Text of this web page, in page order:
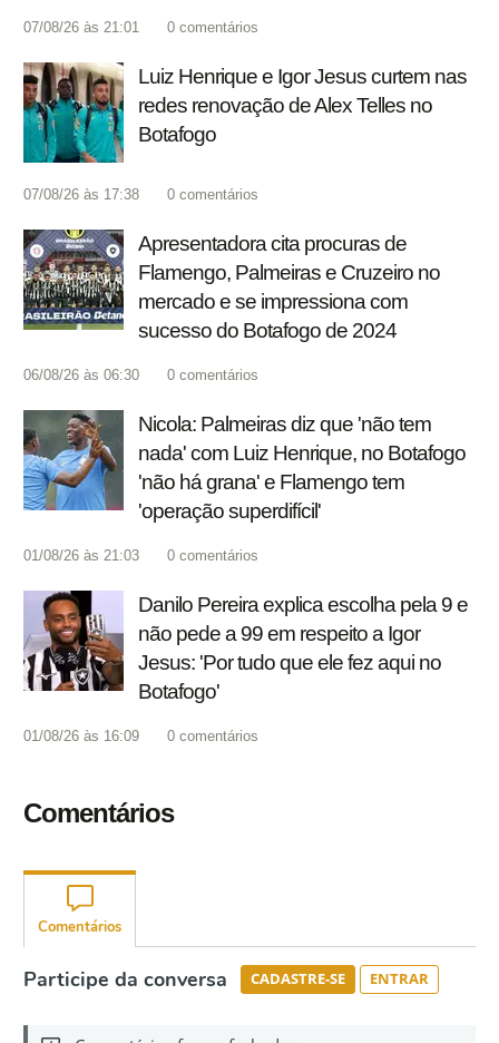
07/08/26 às 21:01 0 comentários
Luiz Henrique e Igor Jesus curtem nas
redes renovação de Alex Telles no
Botafogo
07/08/26 às 17:38 0 comentários
Apresentadora cita procuras de
Flamengo, Palmeiras e Cruzeiro no
mercado e se impressiona com
sucesso do Botafogo de 2024
06/08/26 às 06:30 0 comentários
Nicola: Palmeiras diz que 'não tem
nada' com Luiz Henrique, no Botafogo
'não há grana' e Flamengo tem
'operação superdifícil'
01/08/26 às 21:03 0 comentários
Danilo Pereira explica escolha pela 9 e
não pede a 99 em respeito a Igor
Jesus: 'Por tudo que ele fez aqui no
Botafogo'
01/08/26 às 16:09 0 comentários
Comentários